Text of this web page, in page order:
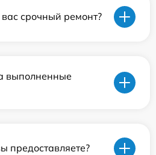
срочный ремонт?
выполненные
предоставляете?